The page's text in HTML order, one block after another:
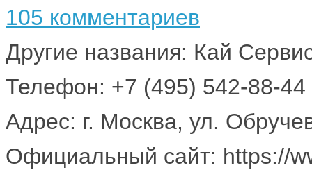
105 комментариев
Другие названия: Кай
Телефон: +7 (495) 542-88-
Адрес: г. Москва, ул.
Официальный сайт: https://